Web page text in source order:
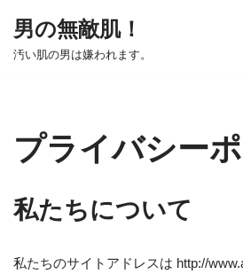
コ
へ
キ
ッ
男の無敵肌！
汚い肌の男は嫌われます。
プライバシー
私たちについて
私たちのサイトアドレスは http://